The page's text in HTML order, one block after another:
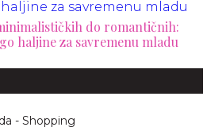
do romantičnih:
haljine za savremenu mladu
- Shopping